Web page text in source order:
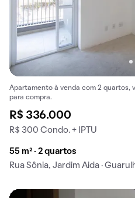
Apartamento à venda com 2 quartos,
para compra.
R$ 336.000
R$ 300 Condo. + IPTU
55 m² · 2 quartos
Rua Sônia, Jardim Aida ·